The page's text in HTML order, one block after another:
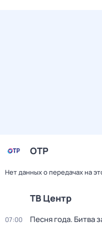
ОТР
Нет данных о передачах на
ТВ Центр
07:00 Песня года. Битва